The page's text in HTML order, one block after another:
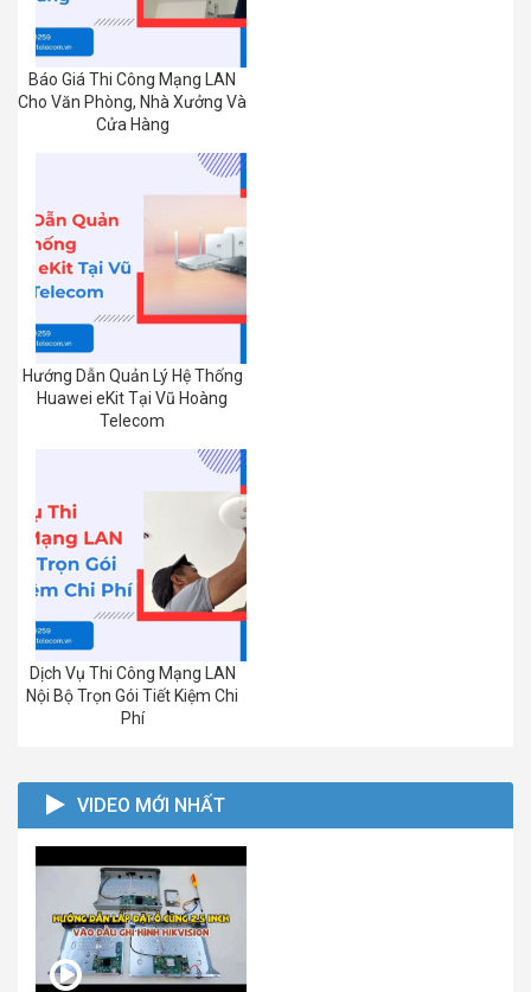
Báo Giá Thi Công Mạng LAN
Cho Văn Phòng, Nhà Xưởng Và
Cửa Hàng
Hướng Dẫn Quản Lý Hệ Thống
Huawei eKit Tại Vũ Hoàng
Telecom
Dịch Vụ Thi Công Mạng LAN
Nội Bộ Trọn Gói Tiết Kiệm Chi
Phí
VIDEO MỚI NHẤT